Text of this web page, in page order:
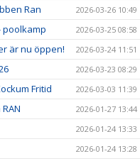
Ran 2026-03-26 10:49
poolkamp 2026-03-25 08:58
är nu öppen! 2026-03-24 11:51
2026-03-23 08:29
Fritid 2026-03-03 11:39
2026-01-27 13:44
2026-01-24 13:33
2026-01-24 13:28